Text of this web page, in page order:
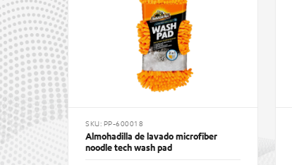
SKU: PP-600018
Almohadilla de lavado microfiber
noodle tech wash pad